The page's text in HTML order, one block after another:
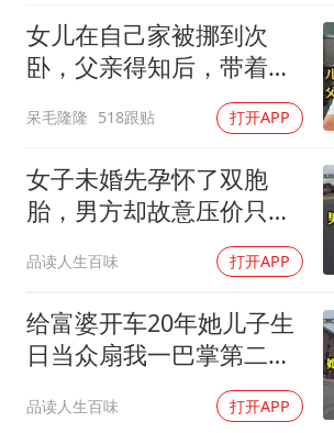
女儿在自己家被挪到次
卧，父亲得知后，带着中
呆毛隆隆 518跟贴 打开APP
女子未婚先孕怀了双胞
胎，男方却故意压价只给
品读人生百味 打开APP
给富婆开车20年她儿子生
日当众扇我一巴掌第二天
品读人生百味 打开APP